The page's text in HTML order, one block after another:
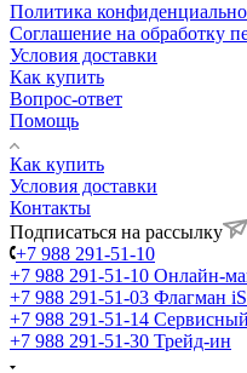
Политика
Соглашение на обработку
Условия доставки
Как купить
Вопрос-ответ
Помощь
Как купить
Условия доставки
Контакты
Подписаться на рассылку
+7 988 291-51-10
+7 988 291-51-10 Онлайн-
+7 988 291-51-03 Флагман
+7 988 291-51-14
+7 988 291-51-30 Трейд-ин